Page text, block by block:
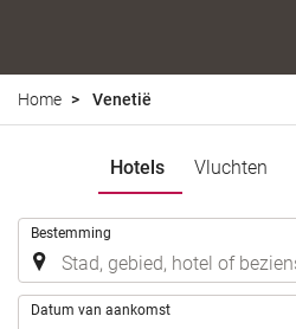
Home Venetië
Hotels Vluchten
Bestemming
Datum van aankomst